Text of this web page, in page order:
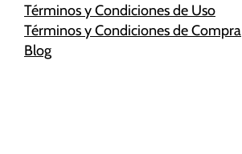
Términos y Condiciones de Uso
Términos y Condiciones de Compra
Blog